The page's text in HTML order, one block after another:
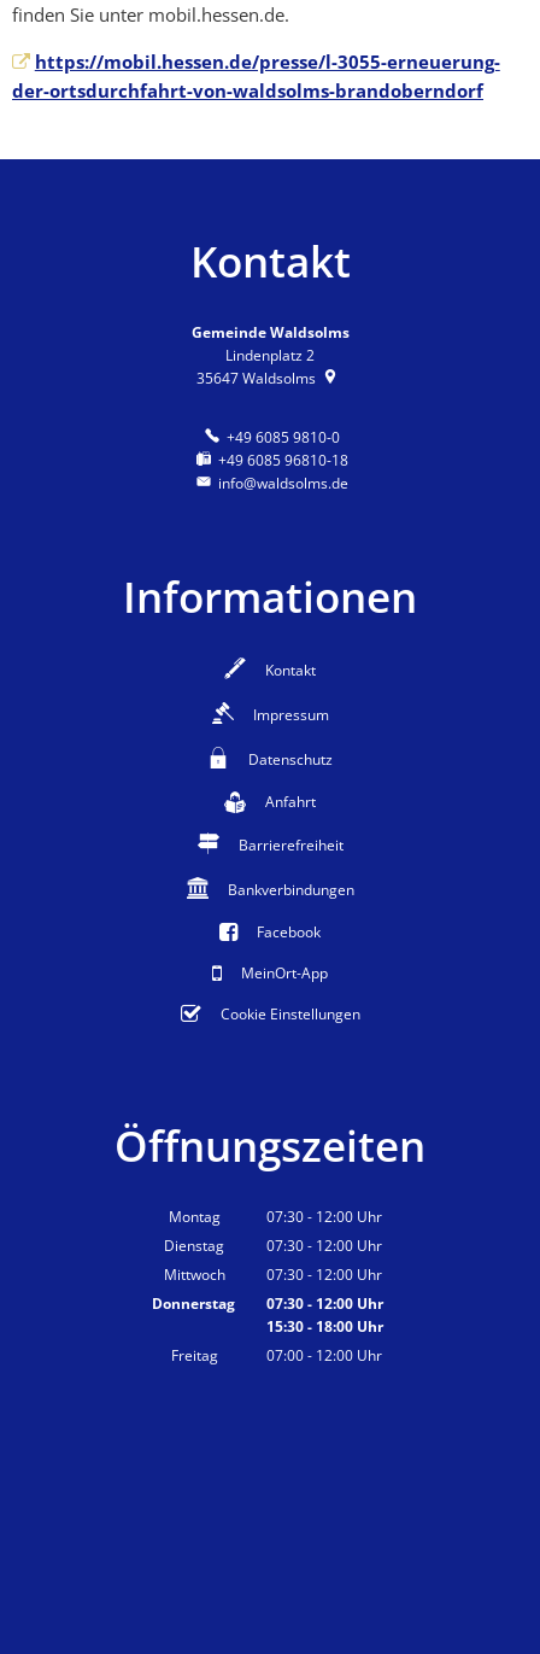
finden Sie unter mobil.hessen.de.
https://mobil.hessen.de/presse/l-3055-erneuerung-
der-ortsdurchfahrt-von-waldsolms-brandoberndorf
Kontakt
Gemeinde Waldsolms
Lindenplatz 2
35647 Waldsolms
+49 6085 9810-0
+49 6085 96810-18
info@waldsolms.de
Informationen
Kontakt
Impressum
Datenschutz
Anfahrt
Barrierefreiheit
Bankverbindungen
Facebook
MeinOrt-App
Cookie Einstellungen
Öffnungszeiten
Montag 07:30- 12:00 Uhr
Von 07:30 bis 12:00 Uhr
Dienstag 07:30- 12:00 Uhr
Von 07:30 bis 12:00 Uhr
Mittwoch 07:30- 12:00 Uhr
Von 07:30 bis 12:00 Uhr
Donnerstag 07:30- 12:00Uhr
Von 07:30 bis 12:00 Uhr
15:30- 18:00Uhr
Von 15:30 bis 18:00 Uhr
Freitag 07:00- 12:00 Uhr